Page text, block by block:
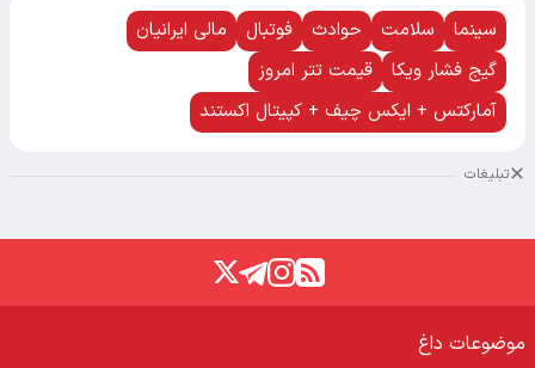
سینما سلامت حوادث فوتبال
مالی ایرانیان
گیج فشار ویکا
قیمت تتر امروز
آمارکتس + ایکس چیف + کپیتال اکستند
تبلیغات
موضوعات داغ